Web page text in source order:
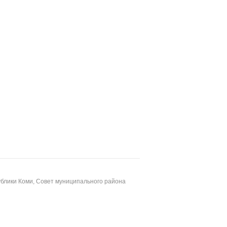
Коми, Совет муниципального района